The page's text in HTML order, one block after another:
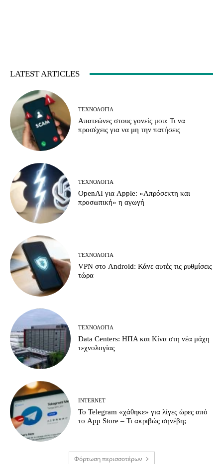
LATEST ARTICLES
ΤΕΧΝΟΛΟΓΊΑ
Απατεώνες στους γονείς μου: Τι να
προσέχεις για να μη την πατήσεις
ΤΕΧΝΟΛΟΓΊΑ
OpenAI για Apple: «Απρόσεκτη και
προσωπική» η αγωγή
ΤΕΧΝΟΛΟΓΊΑ
VPN στο Android: Κάνε αυτές τις ρυθμίσεις
τώρα
ΤΕΧΝΟΛΟΓΊΑ
Data Centers: ΗΠΑ και Κίνα στη νέα μάχη
τεχνολογίας
INTERNET
Το Telegram «χάθηκε» για λίγες ώρες από
το App Store – Τι ακριβώς σηνέβη;
Φόρτωση περισσοτέρων